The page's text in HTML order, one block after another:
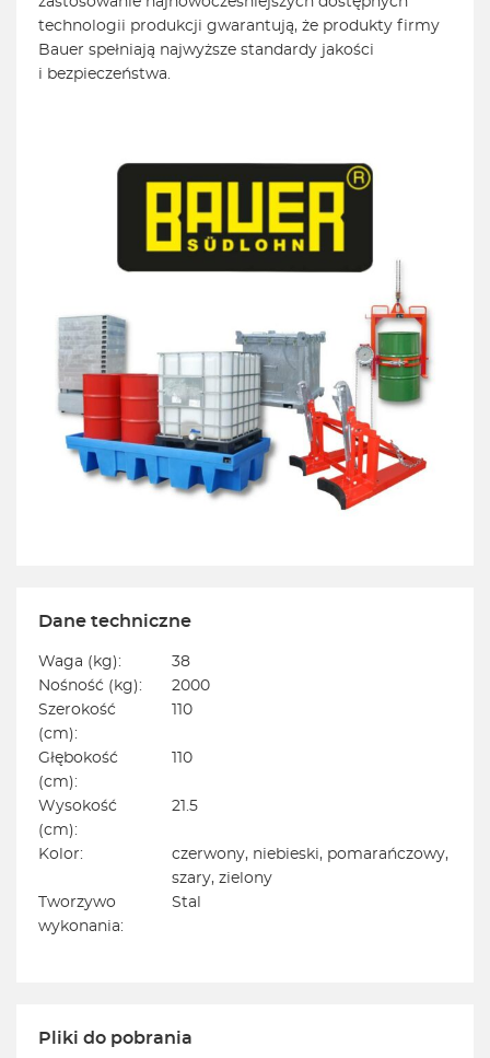
technologii produkcji gwarantują, że produkty firmy
Bauer spełniają najwyższe standardy jakości
i bezpieczeństwa.
Dane techniczne
Waga (kg):
38
Nośność (kg):
2000
Szerokość
(cm):
110
Głębokość
(cm):
110
Wysokość
(cm):
21.5
Kolor:
czerwony, niebieski, pomarańczowy,
szary, zielony
Tworzywo
wykonania:
Stal
Pliki do pobrania